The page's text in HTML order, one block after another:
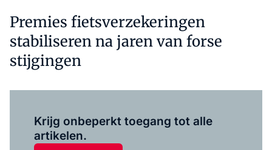
Premies fietsverzekeringen
stabiliseren na jaren van forse
stijgingen
Krijg onbeperkt toegang tot alle
artikelen.